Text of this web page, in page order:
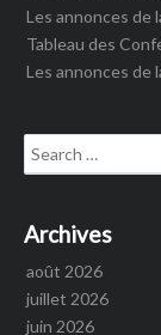
Les annonces de
Tableau des
Les annonces de
Search
for:
Archives
août 2026
juillet 2026
juin 2026